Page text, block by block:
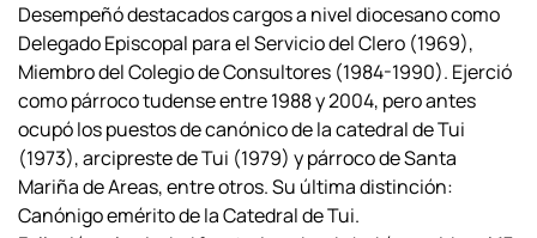
Desempeñó destacados cargos a nivel diocesano como
Delegado Episcopal para el Servicio del Clero (1969),
Miembro del Colegio de Consultores (1984-1990). Ejerció
como párroco tudense entre 1988 y 2004, pero antes
ocupó los puestos de canónico de la catedral de Tui
(1973), arcipreste de Tui (1979) y párroco de Santa
Mariña de Areas, entre otros. Su última distinción:
Canónigo emérito de la Catedral de Tui.